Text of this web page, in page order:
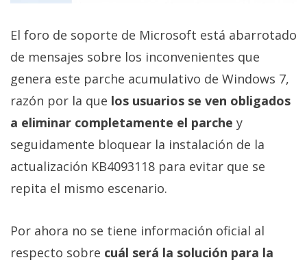
El foro de soporte de Microsoft está abarrotado
de mensajes sobre los inconvenientes que
genera este parche acumulativo de Windows 7,
razón por la que los usuarios se ven obligados
a eliminar completamente el parche y
seguidamente bloquear la instalación de la
actualización KB4093118 para evitar que se
repita el mismo escenario.
Por ahora no se tiene información oficial al
respecto sobre cuál será la solución para la